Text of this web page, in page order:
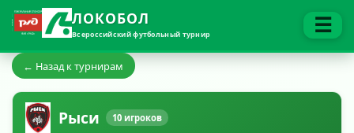
ЛОКОБОЛ
Всероссийский футбольный турнир ☰
← Назад к турнирам
Рыси 10 игроков